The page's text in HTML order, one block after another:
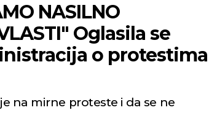
NASILNO
Oglasila se
o protestima
na mirne proteste i da se ne